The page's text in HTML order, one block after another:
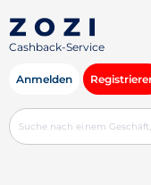
Cashback-Service
Anmelden